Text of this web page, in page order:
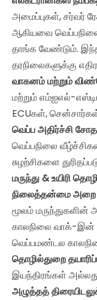
அமைப்புகள், சர்வர்
ஆகியவை
தாங்க வேண்டும்.
தரநிலைகளுக்கு
வாகனம் மற்றும்
மற்றும் எம்ஐஎல்-
ECUகள், சென்சார்கள்
வெப்ப அதிர்ச்சி
வெப்பநிலை
சுழற்சிகளை
மருந்து & உயிரி
நிலைத்தன்மை அறை
மூலம் மருந்துகளின்
காலநிலை வாக்-இன்
வெப்பமண்டல
தொழில்துறை
இயந்திரங்கள்
அழுத்தத்